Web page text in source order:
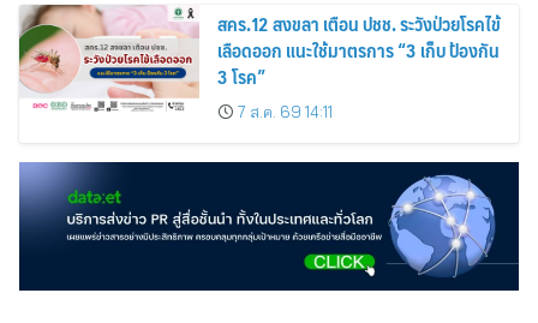
สคร.12 สงขลา เตือน ปชช. ระวังป่วยโรคไข้
เลือดออก แนะใช้มาตรการ “3 เก็บ ป้องกัน
3 โรค”
7 ส.ค. 69 14:11